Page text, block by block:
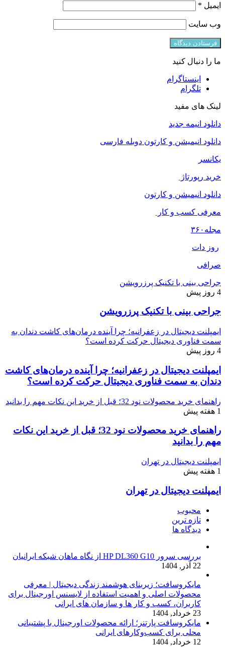
ایمیل *
وب‌ سایت
ما را دنبال کنید
اینستاگرام
تلگرام
لینک های مفید
دانلود انیمه جدید
دانلود انیمیشن و کارتون دوبله فارسی
یکانسر
خرید رپورتاژ
دانلود انیمیشن و کارتون
معرفی کسب و کار
مجله ۳۶۰
روز دات
صرافی
جراحی بینی با تکنیک پرزرویشن
4 روز پیش
جراحی بینی با تکنیک پرزرویشن
ایمپلنت دیجیتال در زعفرانیه؛ چرا آینده درمان‌های کاشت دندان به
سمت فناوری دیجیتال حرکت کرده است؟
4 روز پیش
ایمپلنت دیجیتال در زعفرانیه؛ چرا آینده درمان‌های کاشت
دندان به سمت فناوری دیجیتال حرکت کرده است؟
راهنمای خرید محصولات نود 32؛ قبل از خرید این نکات مهم را بدانید
1 هفته پیش
راهنمای خرید محصولات نود 32؛ قبل از خرید این نکات
مهم را بدانید
ایمپلنت دیجیتال در تهران
1 هفته پیش
ایمپلنت دیجیتال در تهران
محبوب
تازه ترین
دیدگاه ها
بررسی سرور HP DL360 G10 از نگاه ماهان شبکه ایرانیان
22 آذر, 1404
مایکروسافت؛ زیربنای هوشمند زندگی دیجیتال | معرفی
محصولات اصلی و اهمیت استفاده از لایسنس اورجینال برای
کاربران، کسب و کار ها و سازمان های ایرانی
23 خرداد, 1404
مایکروسافت پارتنر؛ ارائه محصولات اورجینال با پشتیبانی
محلی برای کسب‌وکارهای ایرانی
12 خرداد, 1404